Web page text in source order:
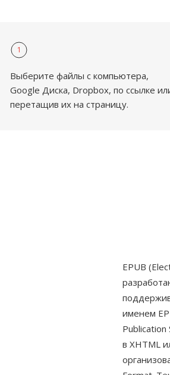
1
Выберите файлы с компьютера,
Google Диска, Dropbox, по ссылке
перетащив их на страницу.
EPUB
именем
в XHTML